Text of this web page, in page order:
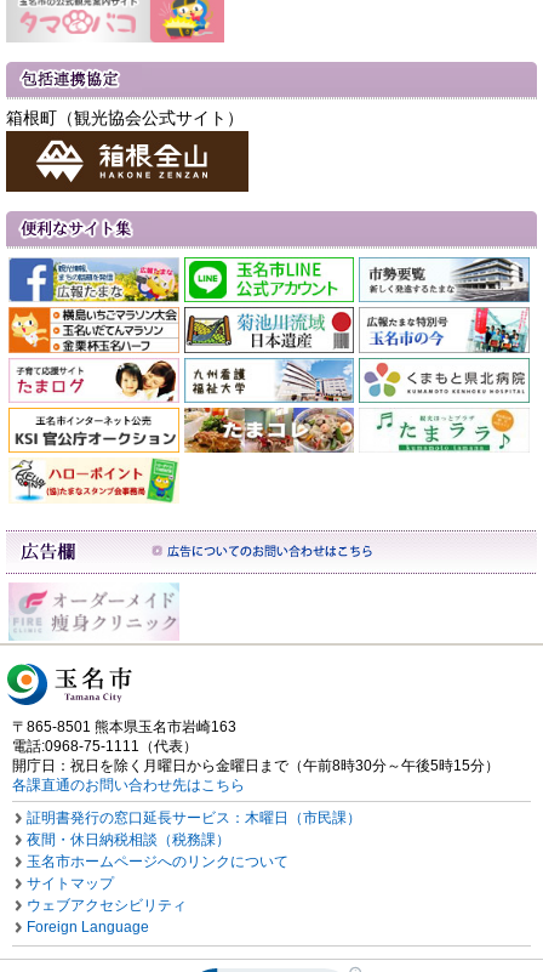
箱根町（観光協会公式サイト）
〒865-8501 熊本県玉名市岩崎163
電話:0968-75-1111（代表）
開庁日：祝日を除く月曜日から金曜日まで（午前8時30分～午後5時15分）
各課直通のお問い合わせ先はこちら
証明書発行の窓口延長サービス：木曜日（市民課）
夜間・休日納税相談（税務課）
玉名市ホームページへのリンクについて
サイトマップ
ウェブアクセシビリティ
Foreign Language